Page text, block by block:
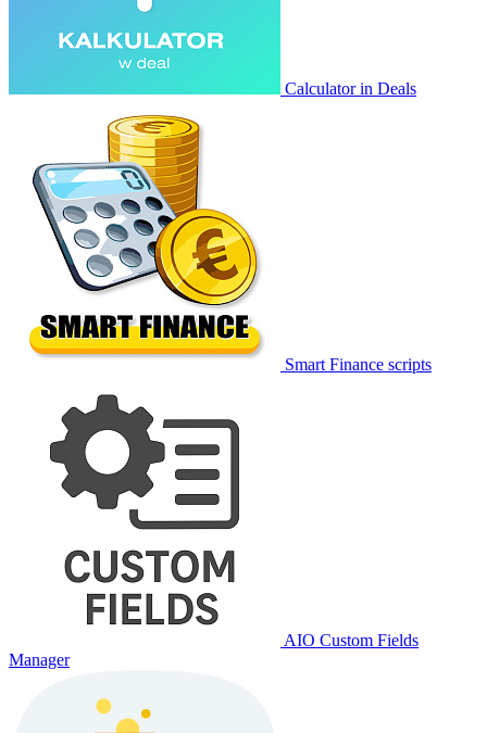
Calculator in Deals
Smart Finance scripts
AIO Custom Fields
Manager